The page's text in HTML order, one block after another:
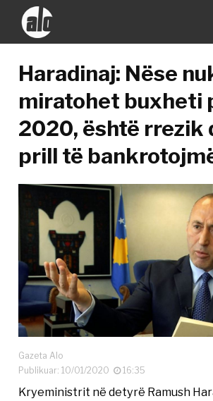
Haradinaj: Nëse
miratohet buxheti
2020, është rrezik
prill të
Gazeta Alo
Publikuar: 10/01/2020
16:35
Kryeministrit në detyrë Ramush